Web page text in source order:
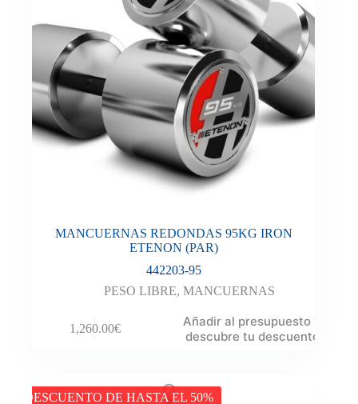
MANCUERNAS REDONDAS 95KG IRON
ETENON (PAR)
442203-95
PESO LIBRE,MANCUERNAS
1,260.00€
Añadir al presupuesto y
descubre tu descuento
DESCUENTO DE HASTA EL 50%